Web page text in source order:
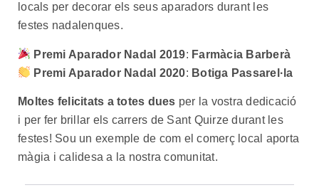
locals per decorar els seus aparadors durant les
festes nadalenques.
Premi Aparador Nadal 2019: Farmàcia Barberà
Premi Aparador Nadal 2020: Botiga Passarel·la
Moltes felicitats a totes dues per la vostra dedicació
i per fer brillar els carrers de Sant Quirze durant les
festes! Sou un exemple de com el comerç local aporta
màgia i calidesa a la nostra comunitat.